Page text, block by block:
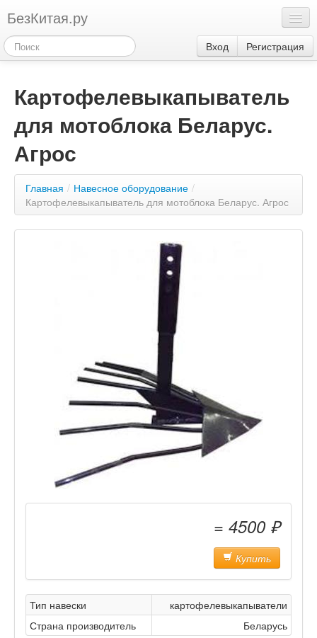
БезКитая.ру
Каталог
Контакты
Акции
Вход Регистрация
Картофелевыкапыватель
для мотоблока Беларус.
Агрос
Главная / Навесное оборудование /
Картофелевыкапыватель для мотоблока Беларус. Агрос
= 4500 ₽
Купить
Тип навески
картофелевыкапыватели
Страна производитель
Беларусь